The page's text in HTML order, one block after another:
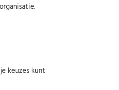
keuzes kunt